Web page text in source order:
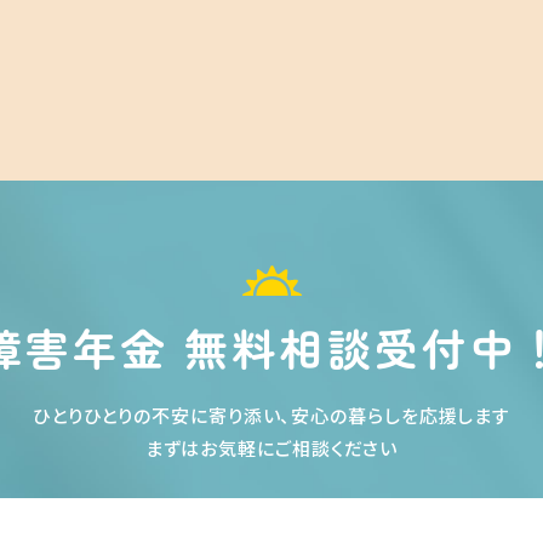
害年金 無料相談受付中
ひとりひとりの不安に寄り添い、安心の暮らしを応援します
まずはお気軽にご相談ください